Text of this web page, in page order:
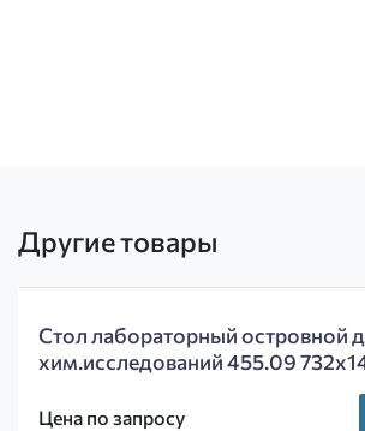
Другие товары
Стол лабораторный островной
хим.исследований 455.09
Цена по запросу